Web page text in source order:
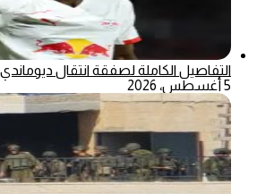
التفاصيل الكاملة لصفقة انتقال ديوماندي
5 أغسطس، 2026